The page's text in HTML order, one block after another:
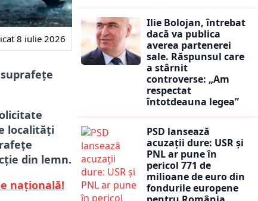
8 iulie 2026
localități
din lemn.
națională!
Ilie Bolojan, întrebat
dacă va publica
averea partenerei
sale. Răspunsul care
a stârnit
controverse: „Am
respectat
întotdeauna legea”
PSD lansează
acuzații dure: USR și
PNL ar pune în
pericol 771 de
milioane de euro din
fondurile europene